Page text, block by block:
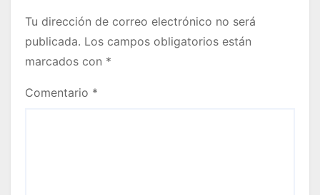
Tu dirección de correo electrónico no será
publicada. Los campos obligatorios están
marcados con *
Comentario *